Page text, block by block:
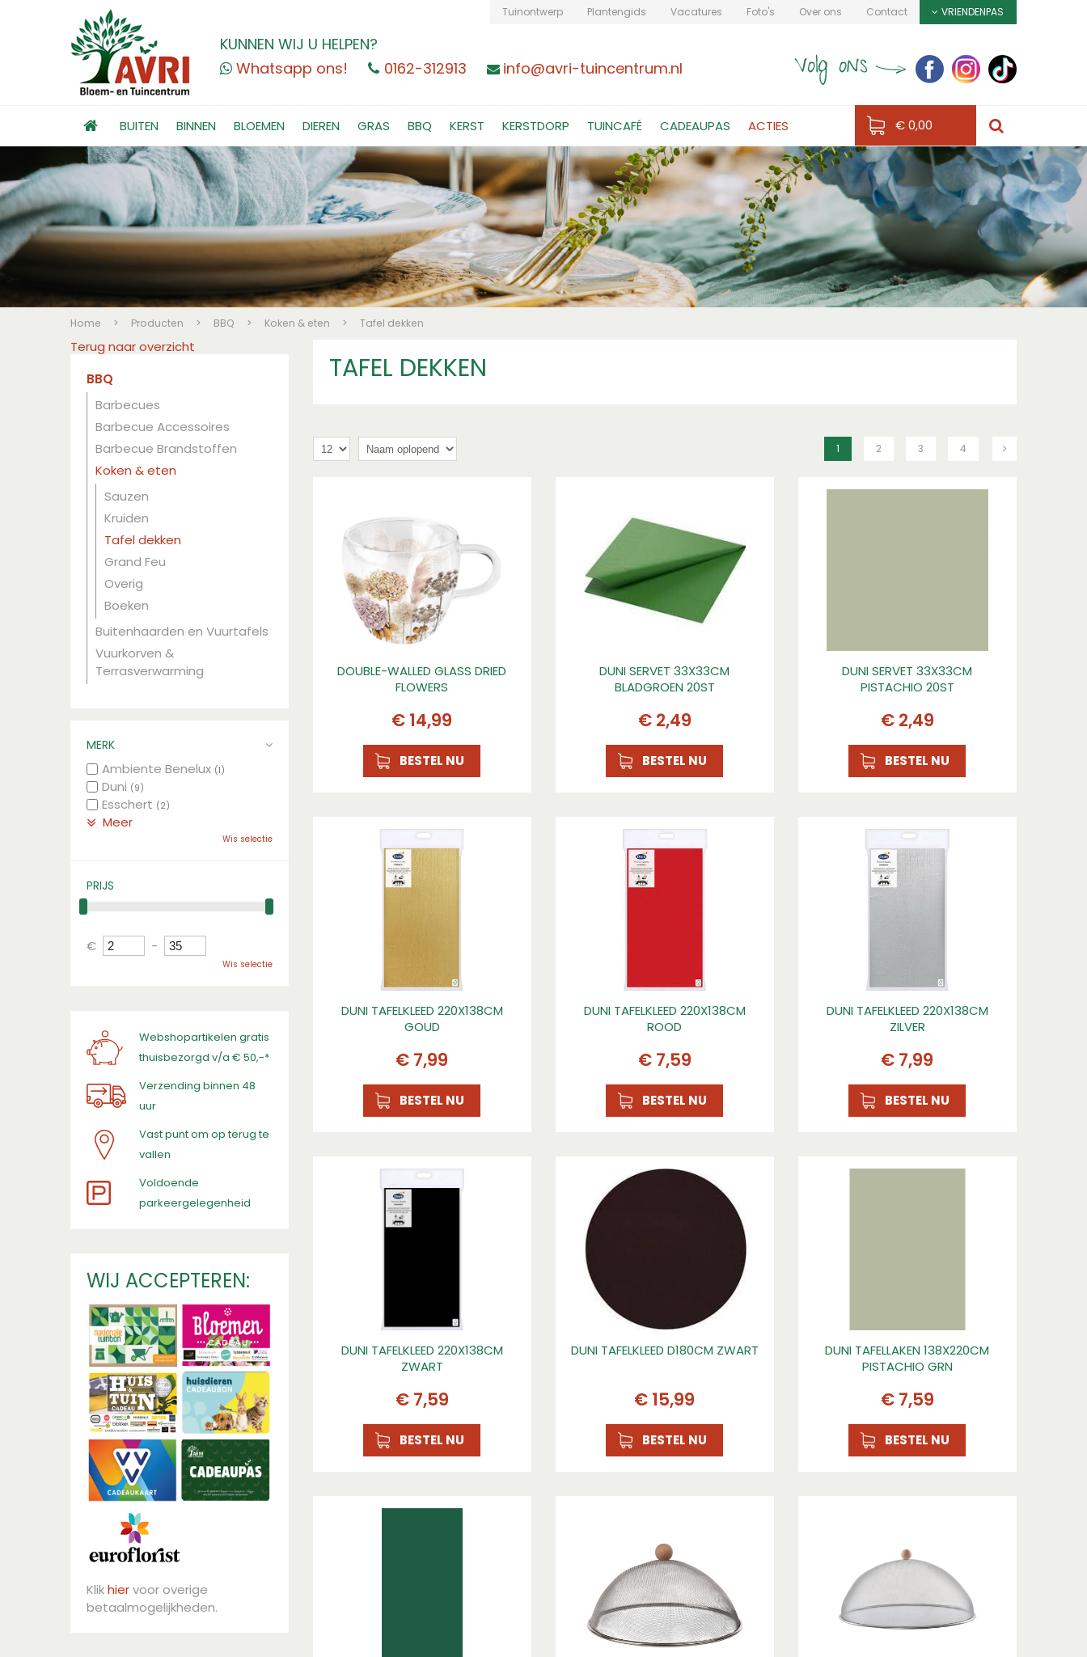
Home > Producten > BBQ > Koken & eten > Tafel dekken
KUNNEN WIJ U HELPEN?
Whatsapp ons!
0162-312913 info@avri-tuincentrum.nl
Tuinontwerp Plantengids Vacatures Foto's Over ons Contact VRIENDENPAS
BUITEN BINNEN BLOEMEN DIEREN GRAS BBQ KERST KERSTDORP TUINCAFÉ CADEAUPAS ACTIES € 0,00
TAFEL DEKKEN
1 2 3 4
DOUBLE-WALLED GLASS DRIED
FLOWERS
€ 14,99
BESTEL NU
DUNI SERVET 33X33CM
BLADGROEN 20ST
€ 2,49
BESTEL NU
DUNI SERVET 33X33CM
PISTACHIO 20ST
€ 2,49
BESTEL NU
DUNI TAFELKLEED 220X138CM
GOUD
€ 7,99
BESTEL NU
DUNI TAFELKLEED 220X138CM
ROOD
€ 7,59
BESTEL NU
DUNI TAFELKLEED 220X138CM
ZILVER
€ 7,99
BESTEL NU
DUNI TAFELKLEED 220X138CM
ZWART
€ 7,59
BESTEL NU
DUNI TAFELKLEED D180CM ZWART
€ 15,99
BESTEL NU
DUNI TAFELLAKEN 138X220CM
PISTACHIO GRN
€ 7,59
BESTEL NU
Terug naar overzicht
BBQ
Barbecues
Barbecue Accessoires
Barbecue Brandstoffen
Koken & eten
Sauzen
Kruiden
Tafel dekken
Grand Feu
Overig
Boeken
Buitenhaarden en Vuurtafels
Vuurkorven &
Terrasverwarming
MERK
Ambiente Benelux (1)
Duni (9)
Esschert (2)
Meer
Wis selectie
PRIJS
€ -
Wis selectie
Webshopartikelen gratis
thuisbezorgd v/a € 50,-*
Verzending binnen 48
uur
Vast punt om op terug te
vallen
​Voldoende
parkeergelegenheid
WIJ ACCEPTEREN:
Klikhiervoor overige
betaalmogelijkheden.